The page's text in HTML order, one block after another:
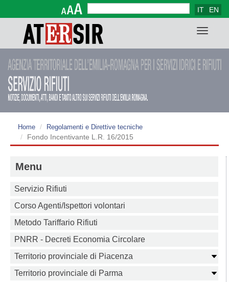
Form di ricerca
IT EN
Toggle
Home Regolamenti e Direttive tecniche
Fondo Incentivante L.R. 16/2015
Menu
Servizio Rifiuti
Corso Agenti/Ispettori volontari
Metodo Tariffario Rifiuti
PNRR - Decreti Economia Circolare
Territorio provinciale di Piacenza
Territorio provinciale di Parma